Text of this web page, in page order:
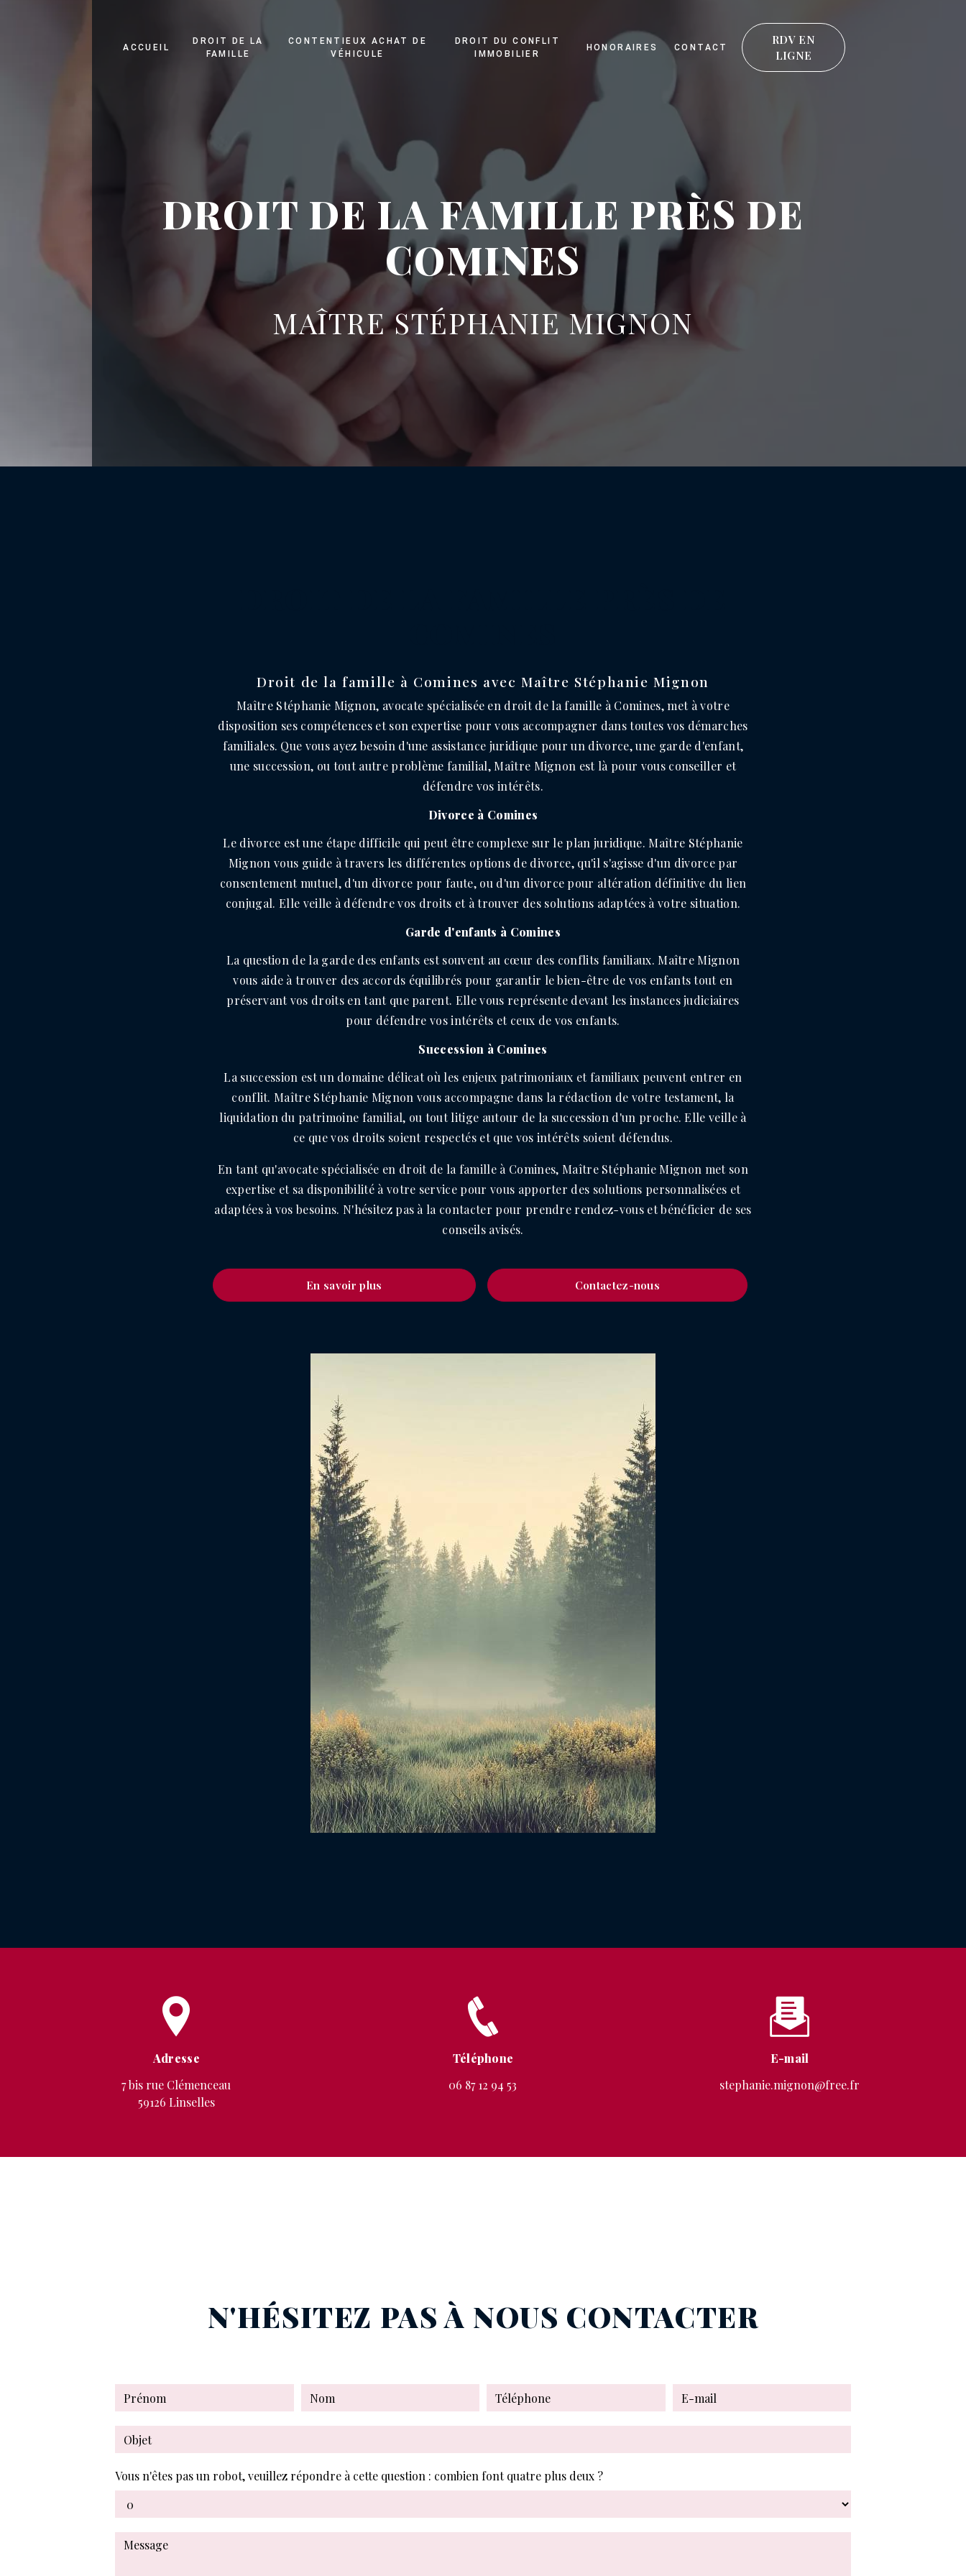
ACCUEIL
DROIT DE LA
FAMILLE
CONTENTIEUX ACHAT DE
VÉHICULE
DROIT DU CONFLIT
IMMOBILIER
HONORAIRES CONTACT
RDV EN
LIGNE
DROIT DE LA FAMILLE PRÈS DE
COMINES
MAÎTRE STÉPHANIE MIGNON
Droit de la famille à Comines avec Maître Stéphanie Mignon
Maître Stéphanie Mignon, avocate spécialisée en droit de la famille à Comines, met à votre
disposition ses compétences et son expertise pour vous accompagner dans toutes vos démarches
familiales. Que vous ayez besoin d'une assistance juridique pour un divorce, une garde d'enfant,
une succession, ou tout autre problème familial, Maître Mignon est là pour vous conseiller et
défendre vos intérêts.
Divorce à Comines
Le divorce est une étape difficile qui peut être complexe sur le plan juridique. Maître Stéphanie
Mignon vous guide à travers les différentes options de divorce, qu'il s'agisse d'un divorce par
consentement mutuel, d'un divorce pour faute, ou d'un divorce pour altération définitive du lien
conjugal. Elle veille à défendre vos droits et à trouver des solutions adaptées à votre situation.
Garde d'enfants à Comines
La question de la garde des enfants est souvent au cœur des conflits familiaux. Maître Mignon
vous aide à trouver des accords équilibrés pour garantir le bien-être de vos enfants tout en
préservant vos droits en tant que parent. Elle vous représente devant les instances judiciaires
pour défendre vos intérêts et ceux de vos enfants.
Succession à Comines
La succession est un domaine délicat où les enjeux patrimoniaux et familiaux peuvent entrer en
conflit. Maître Stéphanie Mignon vous accompagne dans la rédaction de votre testament, la
liquidation du patrimoine familial, ou tout litige autour de la succession d'un proche. Elle veille à
ce que vos droits soient respectés et que vos intérêts soient défendus.
En tant qu'avocate spécialisée en droit de la famille à Comines, Maître Stéphanie Mignon met son
expertise et sa disponibilité à votre service pour vous apporter des solutions personnalisées et
adaptées à vos besoins. N'hésitez pas à la contacter pour prendre rendez-vous et bénéficier de ses
conseils avisés.
En savoir plus Contactez-nous
Adresse
7 bis rue Clémenceau
59126 Linselles
Téléphone
06 87 12 94 53
E-mail
stephanie.mignon@free.fr
N'HÉSITEZ PAS À NOUS CONTACTER
Vous n'êtes pas un robot, veuillez répondre à cette question : combien font quatre plus deux ?